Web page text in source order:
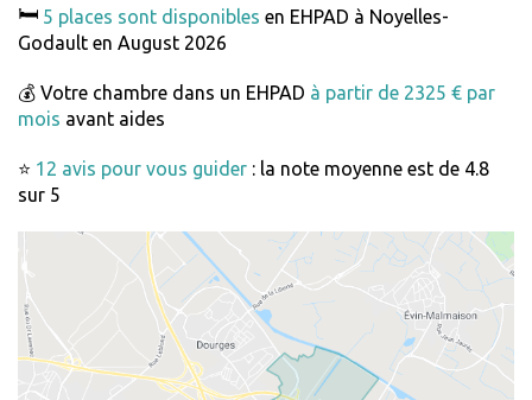
🛏️ 5 places sont disponibles en EHPAD à Noyelles-
Godault en August 2026
💰 Votre chambre dans un EHPAD à partir de 2325 € par
mois avant aides
⭐ 12 avis pour vous guider : la note moyenne est de 4.8
sur 5